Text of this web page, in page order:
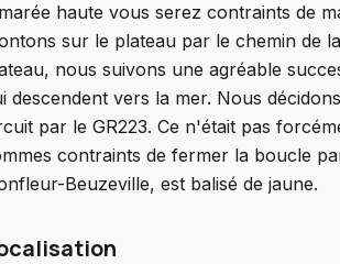
haute vous serez contraints de
sur le plateau par le chemin de
nous suivons une agréable
descendent vers la mer. Nous
par le GR223. Ce n'était pas
contraints de fermer la boucle
Beuzeville, est balisé de jaune.